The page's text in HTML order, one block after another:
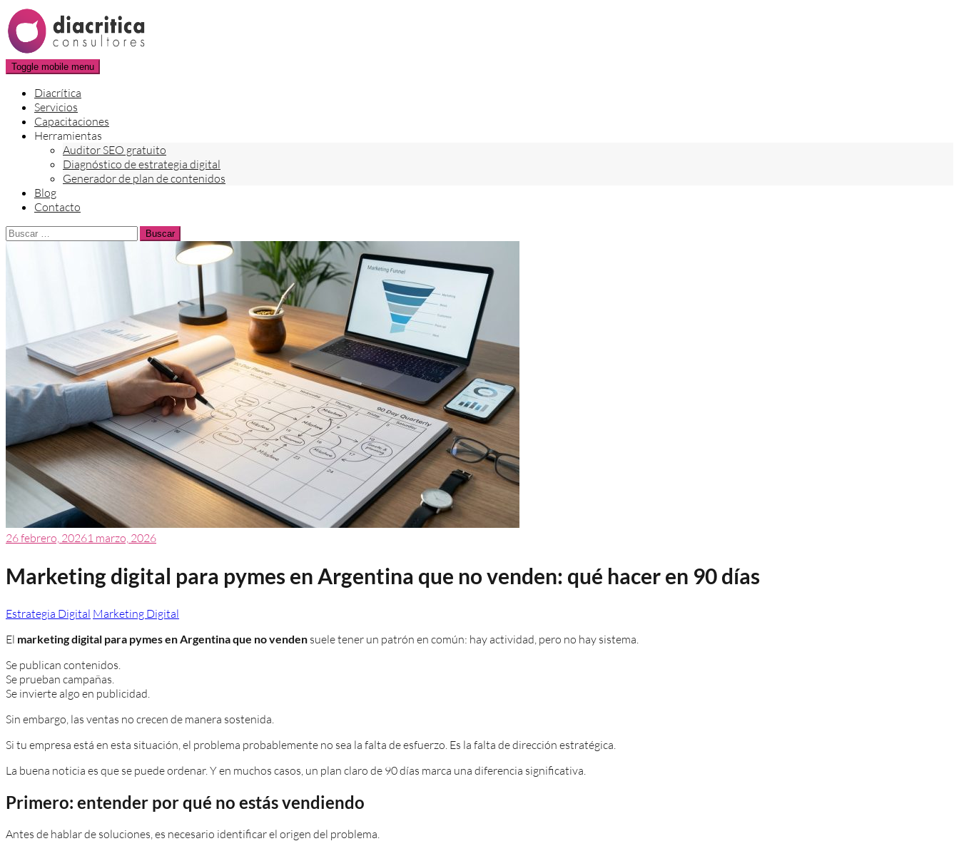
Skip
to
content
Toggle mobile menu
Diacrítica
Servicios
Capacitaciones
Herramientas
Auditor SEO gratuito
Diagnóstico de estrategia digital
Generador de plan de contenidos
Blog
Contacto
Buscar:
26 febrero, 20261 marzo, 2026
Marketing digital para pymes en Argentina que no venden: qué hacer en 90 días
Estrategia Digital Marketing Digital
El marketing digital para pymes en Argentina que no venden suele tener un patrón en común: hay actividad, pero no hay sistema.
Se publican contenidos.
Se prueban campañas.
Se invierte algo en publicidad.
Sin embargo, las ventas no crecen de manera sostenida.
Si tu empresa está en esta situación, el problema probablemente no sea la falta de esfuerzo. Es la falta de dirección estratégica.
La buena noticia es que se puede ordenar. Y en muchos casos, un plan claro de 90 días marca una diferencia significativa.
Primero: entender por qué no estás vendiendo
Antes de hablar de soluciones, es necesario identificar el origen del problema.